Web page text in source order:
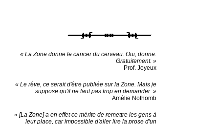
« La Zone donne le cancer du cerveau. Oui, donne.
Gratuitement. »
Prof. Joyeux
« Le rêve, ce serait d'être publiée sur la Zone. Mais je
suppose qu'il ne faut pas trop en demander. »
Amélie Nothomb
« [La Zone] a en effet ce mérite de remettre les gens à
leur place, car impossible d'aller lire la prose d'un